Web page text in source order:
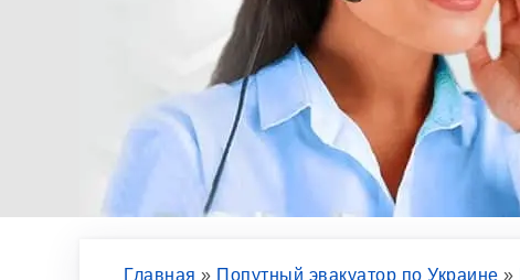
Главная » Попутный эвакуатор по Украине »